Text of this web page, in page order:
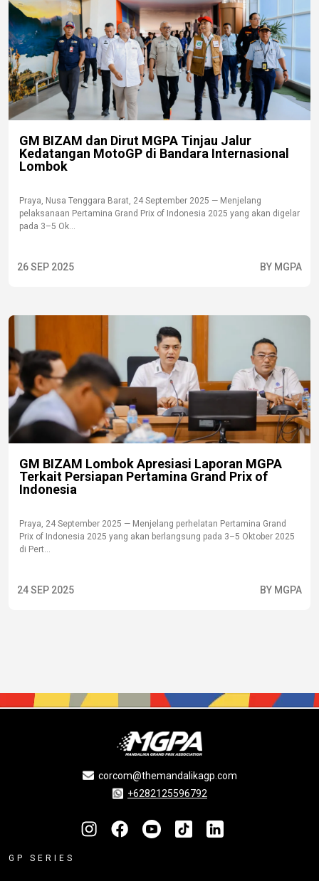
GM BIZAM dan Dirut MGPA Tinjau Jalur
Kedatangan MotoGP di Bandara Internasional
Lombok
Praya, Nusa Tenggara Barat, 24 September 2025 — Menjelang
pelaksanaan Pertamina Grand Prix of Indonesia 2025 yang akan digelar
pada 3–5 Ok...
26 SEP 2025 BY MGPA
GM BIZAM Lombok Apresiasi Laporan MGPA
Terkait Persiapan Pertamina Grand Prix of
Indonesia
Praya, 24 September 2025 — Menjelang perhelatan Pertamina Grand
Prix of Indonesia 2025 yang akan berlangsung pada 3–5 Oktober 2025
di Pert...
24 SEP 2025 BY MGPA
corcom@themandalikagp.com
+6282125596792
GP SERIES